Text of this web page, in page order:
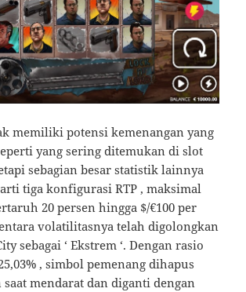
memiliki potensi kemenangan yang
yang sering ditemukan di slot
sebagian besar statistik lainnya
tiga konfigurasi RTP , maksimal
20 persen hingga $/€100 per
volatilitasnya telah digolongkan
sebagai ‘ Ekstrem ‘. Dengan rasio
, simbol pemenang dihapus
mendarat dan diganti dengan